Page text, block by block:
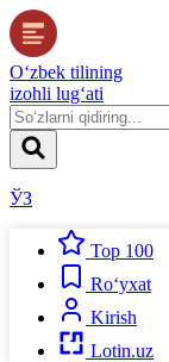
O‘zbek tilining
izohli lug‘ati
ЎЗ
Top 100
Ro‘yxat
Kirish
Lotin.uz